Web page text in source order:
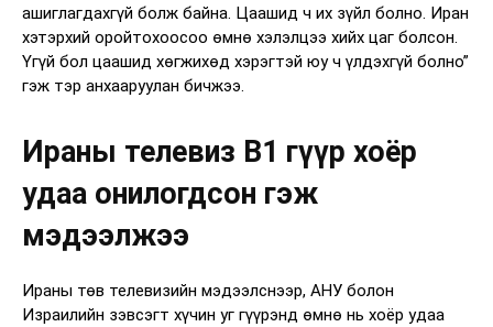
ашиглагдахгүй болж байна. Цаашид ч их зүйл болно. Иран
хэтэрхий оройтохоосоо өмнө хэлэлцээ хийх цаг болсон.
Үгүй бол цаашид хөгжихөд хэрэгтэй юу ч үлдэхгүй болно”
гэж тэр анхааруулан бичжээ.
Ираны телевиз B1 гүүр хоёр
удаа онилогдсон гэж
мэдээлжээ
Ираны төв телевизийн мэдээлснээр, АНУ болон
Израилийн зэвсэгт хүчин уг гүүрэнд өмнө нь хоёр удаа